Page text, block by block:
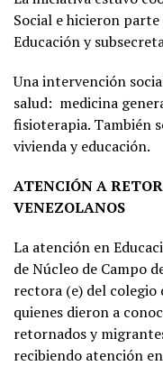
Social e hicieron
Educación y
Una intervención
salud: medicina
fisioterapia. También
vivienda y educación.
ATENCIÓN A
VENEZOLANOS
La atención en
de Núcleo de Campo
rectora (e) del colegio
quienes dieron a
retornados y
recibiendo atención